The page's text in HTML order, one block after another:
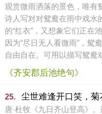
观赏微雨洒落的景色，唯有
诗人写对对鸳鸯在雨中戏水
的“红衣”，又想象它们正在
因为“尽日无人看微雨”，鸳
自由自在。可用以描写鸳鸯
《齐安郡后池绝句》
25. 尘世难逢开口笑，菊
唐·杜牧《九日齐山登高》